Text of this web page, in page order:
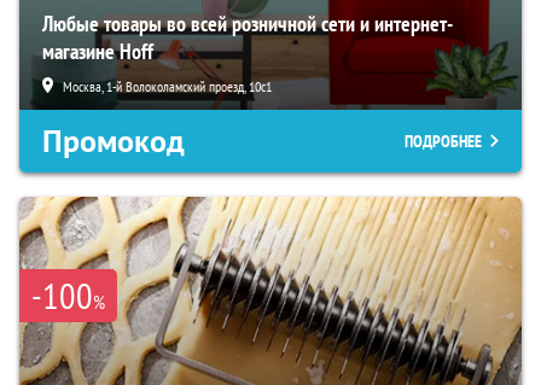
Любые товары во всей розничной сети и интернет-
магазине Hoff
Москва, 1-й Волоколамский проезд, 10с1
Промокод ПОДРОБНЕЕ
-100%